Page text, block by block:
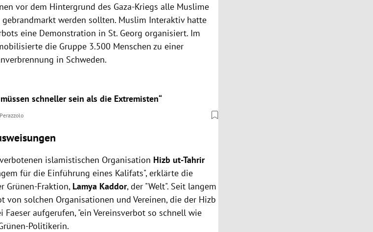
vor dem Hintergrund des Gaza-Kriegs alle Muslime
werden sollten. Muslim Interaktiv hatte
eine Demonstration in St. Georg organisiert. Im
die Gruppe 3.500 Menschen zu einer
in Schweden.
schneller sein als die Extremisten“
islamistischen Organisation Hizb ut-Tahrir
für die Einführung eines Kalifats", erklärte die
Grünen-Fraktion, Lamya Kaddor, der "Welt". Seit langem
von solchen Organisationen und Vereinen, die der Hizb
Faeser aufgerufen, "ein Vereinsverbot so schnell wie
Politikerin.